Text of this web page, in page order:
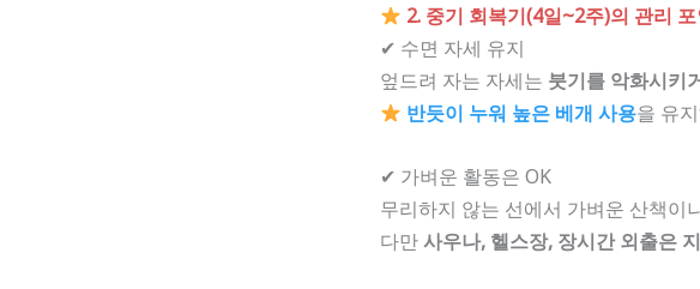
2. 중기 회복기(4일~2주)의 관리
✔ 수면 자세 유지
엎드려 자는 자세는 붓기를 악화시키
반듯이 누워 높은 베개 사용을 유
✔ 가벼운 활동은 OK
무리하지 않는 선에서 가벼운 산책이
다만사우나, 헬스장, 장시간 외출은